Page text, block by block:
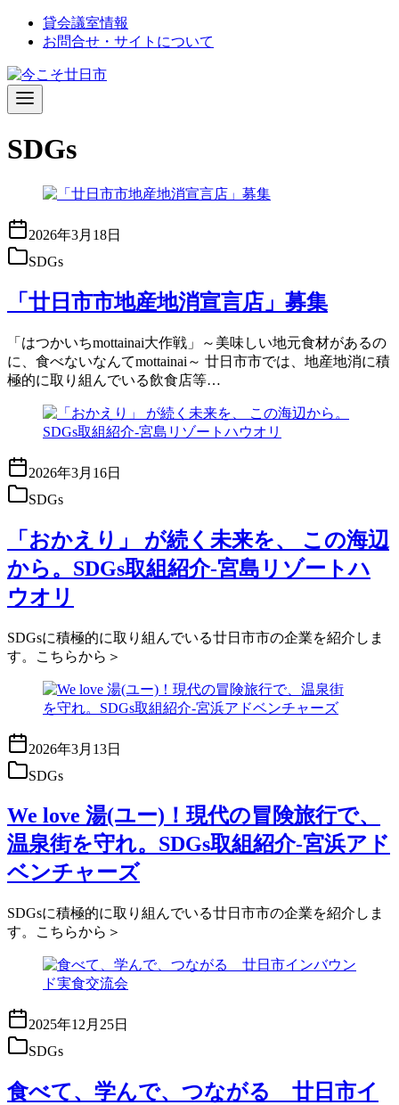
ン
ツ
へ
動
貸会議室情報
お問合せ・サイトについて
SDGs
2026年3月18日
SDGs
「廿日市市地産地消宣言店」募集
「はつかいちmottainai大作戦」～美味しい地元食材があるの
に、食べないなんてmottainai～ 廿日市市では、地産地消に積
極的に取り組んでいる飲食店等…
2026年3月16日
SDGs
「おかえり」 が続く未来を、 この海辺
から。SDGs取組紹介-宮島リゾートハ
ウオリ
SDGsに積極的に取り組んでいる廿日市市の企業を紹介しま
す。こちらから＞
2026年3月13日
SDGs
We love 湯(ユー)！現代の冒険旅行で、
温泉街を守れ。SDGs取組紹介-宮浜アド
ベンチャーズ
SDGsに積極的に取り組んでいる廿日市市の企業を紹介しま
す。こちらから＞
2025年12月25日
SDGs
食べて、学んで、つながる 廿日市イ